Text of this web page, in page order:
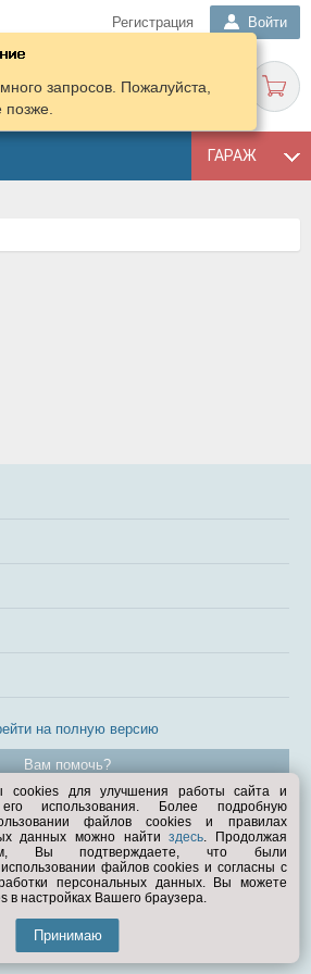
Регистрация Войти
ГАРАЖ
запросов. Пожалуйста,
позже.
на полную версию
Вам помочь?
© Exist.ru 1998—2026
cookies для улучшения работы сайта и
использования. Более подробную
файлов cookies и правилах
данных можно найтиздесь. Продолжая
Вы подтверждаете, что были
файлов cookies и согласны с
персональных данных. Вы можете
в настройках Вашего браузера.
Принимаю